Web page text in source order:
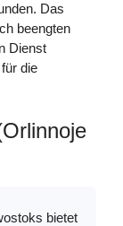
Das
beengten
Dienst
die
bietet